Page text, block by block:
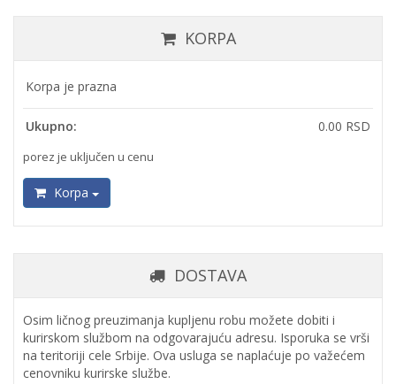
KORPA
Korpa je prazna
Ukupno: 0.00 RSD
porez je uključen u cenu
Korpa
DOSTAVA
Osim ličnog preuzimanja kupljenu robu možete dobiti i
kurirskom službom na odgovarajuću adresu. Isporuka se vrši
na teritoriji cele Srbije. Ova usluga se naplaćuje po važećem
cenovniku kurirske službe.